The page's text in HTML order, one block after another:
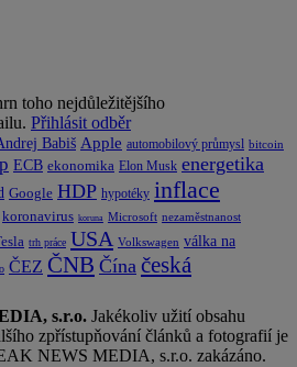
toho nejdůležitějšího
Přihlásit odběr
Babiš Apple automobilový průmysl bitcoin
ECB ekonomika Elon Musk energetika
Google HDP hypotéky inflace
koronavirus koruna Microsoft nezaměstnanost
trh práce USA Volkswagen válka na
ČEZ ČNB Čína česká
s.r.o. Jakékoliv užití obsahu
zpřístupňování článků a fotografií je
NEWS MEDIA, s.r.o. zakázáno.